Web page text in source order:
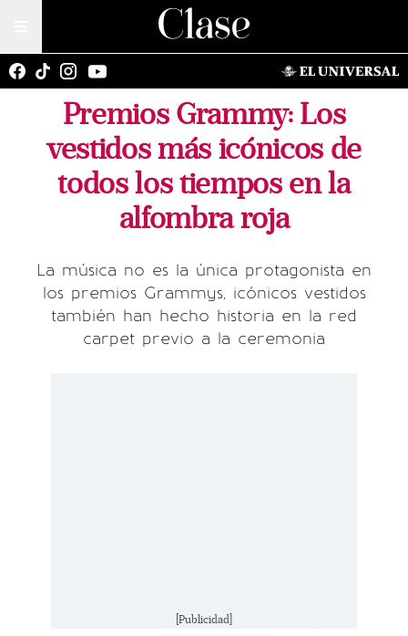
Premios Grammy: Los
vestidos más icónicos de
todos los tiempos en la
alfombra roja
La música no es la única protagonista en
los premios Grammys, icónicos vestidos
también han hecho historia en la red
carpet previo a la ceremonia
[Publicidad]